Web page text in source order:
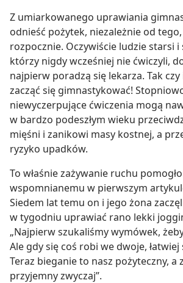
Z umiarkowanego uprawiania
odnieść pożytek, niezależnie od
rozpocznie. Oczywiście ludzie starsi
którzy nigdy wcześniej nie ćwiczyli,
najpierw poradzą się lekarza. Tak
zacząć się gimnastykować!
niewyczerpujące ćwiczenia mogą
w bardzo podeszłym wieku
mięśni i zanikowi masy kostnej, a
ryzyko upadków.
To właśnie zażywanie ruchu
wspomnianemu w pierwszym
Siedem lat temu on i jego żona
w tygodniu uprawiać rano lekki
„Najpierw szukaliśmy wymówek,
Ale gdy się coś robi we dwoje,
Teraz bieganie to nasz pożyteczny, a
przyjemny zwyczaj”.